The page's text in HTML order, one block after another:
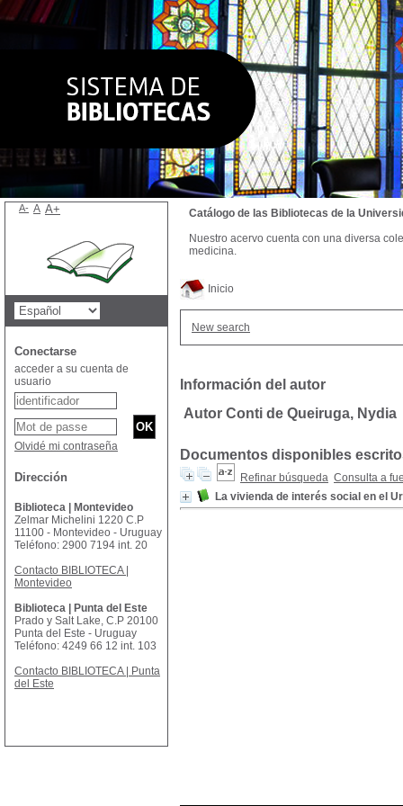
Inicio
New search
Información del autor
Autor Conti de Queiruga, Nydia
Documentos disponibles
Refinar búsqueda Consulta a
La vivienda de interés social en el
Catálogo de las Bibliotecas de la
Nuestro acervo cuenta con una diversa
medicina.
A- A A+
Conectarse
acceder a su cuenta de
usuario
Olvidé mi contraseña
Dirección
Biblioteca | Montevideo
Zelmar Michelini 1220 C.P
11100 - Montevideo - Uruguay
Teléfono: 2900 7194 int. 20
Contacto BIBLIOTECA |
Montevideo
Biblioteca | Punta del Este
Prado y Salt Lake, C.P 20100
Punta del Este - Uruguay
Teléfono: 4249 66 12 int. 103
Contacto BIBLIOTECA | Punta
del Este